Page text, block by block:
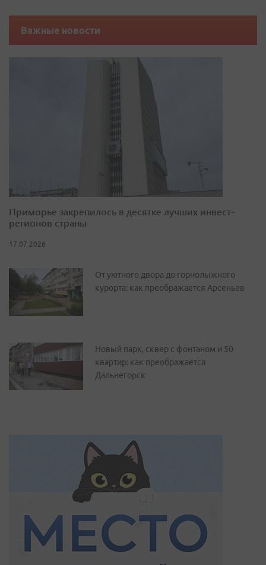
Важные новости
Приморье закрепилось в десятке лучших инвест-
регионов страны
17.07.2026
От уютного двора до горнолыжного
курорта: как преображается Арсеньев
Новый парк, сквер с фонтаном и 50
квартир: как преображается
Дальнегорск